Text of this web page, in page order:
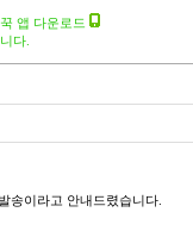
앱 다운로드
다.
송이라고 안내드렸습니다.